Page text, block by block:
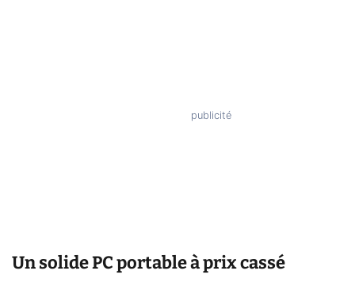
Un solide PC portable à prix cassé